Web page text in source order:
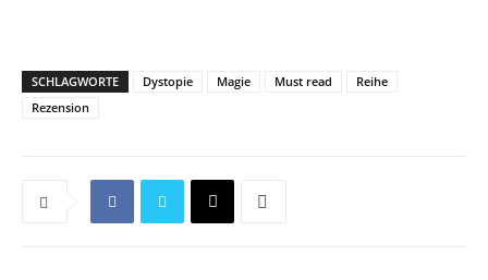
SCHLAGWORTE Dystopie Magie Must read
Reihe
Rezension